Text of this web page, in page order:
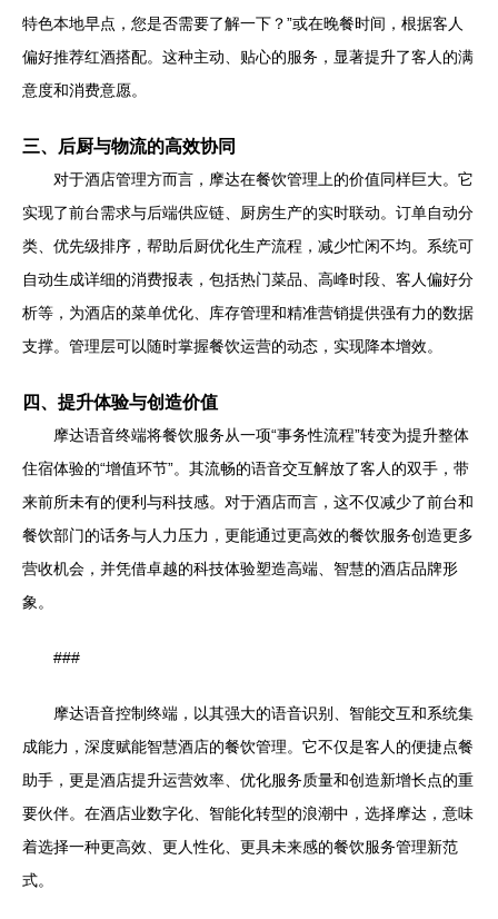
特色本地早点，您是否需要了解一下？”或在晚餐时间，根据客人
偏好推荐红酒搭配。这种主动、贴心的服务，显著提升了客人的满
意度和消费意愿。
三、后厨与物流的高效协同
对于酒店管理方而言，摩达在餐饮管理上的价值同样巨大。它
实现了前台需求与后端供应链、厨房生产的实时联动。订单自动分
类、优先级排序，帮助后厨优化生产流程，减少忙闲不均。系统可
自动生成详细的消费报表，包括热门菜品、高峰时段、客人偏好分
析等，为酒店的菜单优化、库存管理和精准营销提供强有力的数据
支撑。管理层可以随时掌握餐饮运营的动态，实现降本增效。
四、提升体验与创造价值
摩达语音终端将餐饮服务从一项“事务性流程”转变为提升整体
住宿体验的“增值环节”。其流畅的语音交互解放了客人的双手，带
来前所未有的便利与科技感。对于酒店而言，这不仅减少了前台和
餐饮部门的话务与人力压力，更能通过更高效的餐饮服务创造更多
营收机会，并凭借卓越的科技体验塑造高端、智慧的酒店品牌形
象。
###
摩达语音控制终端，以其强大的语音识别、智能交互和系统集
成能力，深度赋能智慧酒店的餐饮管理。它不仅是客人的便捷点餐
助手，更是酒店提升运营效率、优化服务质量和创造新增长点的重
要伙伴。在酒店业数字化、智能化转型的浪潮中，选择摩达，意味
着选择一种更高效、更人性化、更具未来感的餐饮服务管理新范
式。